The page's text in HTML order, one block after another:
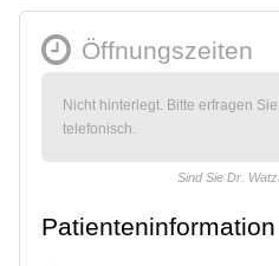
Öffnungszeiten
Nicht hinterlegt. Bitte erfragen
telefonisch.
Sind Sie Dr.
Patienteninformation